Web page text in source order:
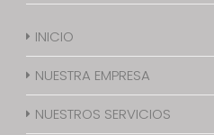
INICIO
NUESTRA EMPRESA
NUESTROS SERVICIOS